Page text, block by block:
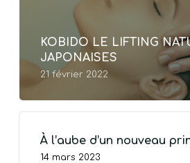
KOBIDO LE LIFTING
JAPONAISES
21 février 2022
À l’aube d’un nouveau
14 mars 2023